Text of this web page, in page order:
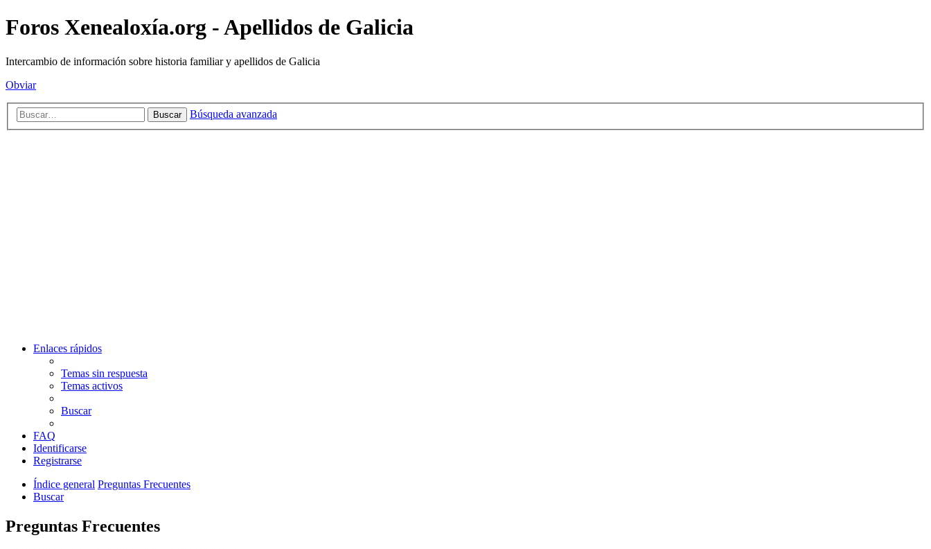
Foros Xenealoxía.org - Apellidos de Galicia
Intercambio de información sobre historia familiar y apellidos de Galicia
Obviar
Buscar Búsqueda avanzada
Enlaces rápidos
Temas sin respuesta
Temas activos
Buscar
FAQ
Identificarse
Registrarse
Índice general Preguntas Frecuentes
Buscar
Preguntas Frecuentes